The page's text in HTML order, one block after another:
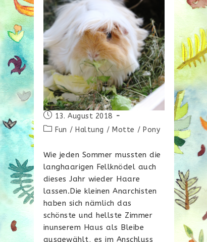
Beitrag
veröffentlicht:
13. August 2018
Beitrags-
Fun / Haltung / Motte / Pony
Wie jeden Sommer mussten die
langhaarigen Fellknödel auch
dieses Jahr wieder Haare
lassen.Die kleinen Anarchisten
haben sich nämlich das
schönste und hellste Zimmer
inunserem Haus als Bleibe
ausgewählt, es im Anschluss